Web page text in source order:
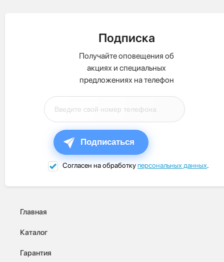
Подписка
Получайте оповещения об
акциях и специальных
предложениях на телефон
Подписаться
Согласен на обработкуперсональных данных.
Главная
Каталог
Гарантия